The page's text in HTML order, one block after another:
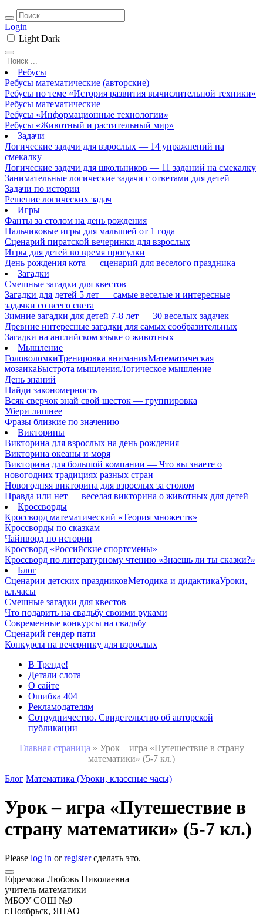
Login
Light Dark
Ребусы
Ребусы математические (авторские)
Ребусы по теме «История развития вычислительной техники»
Ребусы математические
Ребусы «Информационные технологии»
Ребусы «Животный и растительный мир»
Задачи
Логические задачи для взрослых — 14 упражнений на
смекалку
Логические задачи для школьников — 11 заданий на смекалку
Занимательные логические задачи с ответами для детей
Задачи по истории
Решение логических задач
Игры
Фанты за столом на день рождения
Пальчиковые игры для малышей от 1 года
Сценарий пиратской вечеринки для взрослых
Игры для детей во время прогулки
День рождения кота — сценарий для веселого праздника
Загадки
Смешные загадки для квестов
Загадки для детей 5 лет — самые веселые и интересные
задачки со всего света
Зимние загадки для детей 7-8 лет — 30 веселых задачек
Древние интересные загадки для самых сообразительных
Загадки на английском языке о животных
Мышление
ГоловоломкиТренировка вниманияМатематическая
мозаикаБыстрота мышленияЛогическое мышление
День знаний
Найди закономерность
Всяк сверчок знай свой шесток — группировка
Убери лишнее
Фразы близкие по значению
Викторины
Викторина для взрослых на день рождения
Викторина океаны и моря
Викторина для большой компании — Что вы знаете о
новогодних традициях разных стран
Новогодняя викторина для взрослых за столом
Правда или нет — веселая викторина о животных для детей
Кроссворды
Кроссворд математический «Теория множеств»
Кроссворды по сказкам
Чайнворд по истории
Кроссворд «Российские спортсмены»
Кроссворд по литературному чтению «Знаешь ли ты сказки?»
Блог
Сценарии детских праздниковМетодика и дидактикаУроки,
кл.часы
Смешные загадки для квестов
Что подарить на свадьбу своими руками
Современные конкурсы на свадьбу
Сценарий гендер пати
Конкурсы на вечеринку для взрослых
В Тренде!
Детали слота
О сайте
Ошибка 404
Рекламодателям
Сотрудничество. Свидетельство об авторской
публикации
Главная страница » Урок – игра «Путешествие в страну
математики» (5-7 кл.)
Блог Математика (Уроки, классные часы)
Урок – игра «Путешествие в
страну математики» (5-7 кл.)
Please log in orregisterсделать это.
Ефремова Любовь Николаевна
учитель математики
МБОУ СОШ №9
г.Ноябрьск, ЯНАО